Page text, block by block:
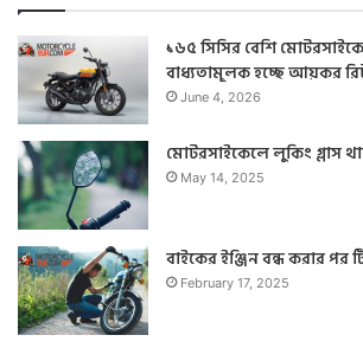
১৬৫ সিসির বেশি
বাধ্যতামূলক হচ্ছে আয়কর
June 4, 2026
মোটরসাইকেলে লুকিং গ্লাস
May 14, 2025
বাইকের ইঞ্জিন বন্ধ করার পর
February 17, 2025